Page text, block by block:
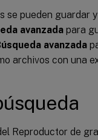
se pueden guardar
avanzada para
avanzada
archivos con una
Reproductor de